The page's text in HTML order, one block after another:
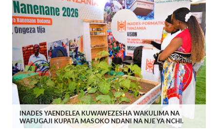
INADES YAENDELEA KUWAWEZESHA WAKULIMA NA
WAFUGAJI KUPATA MASOKO NDANI NA NJE YA NCHI.